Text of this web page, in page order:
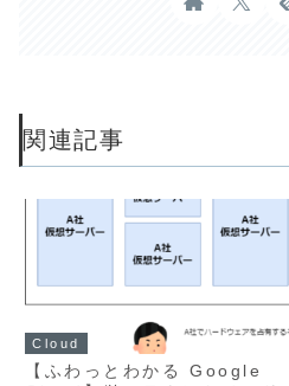
関連記事
Cloud
【ふわっとわかる Google